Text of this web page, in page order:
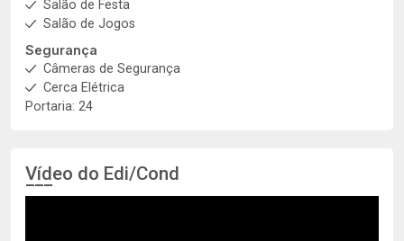
Salão de Festa
Salão de Jogos
Segurança
Câmeras de Segurança
Cerca Elétrica
Portaria: 24
Vídeo do Edi/Cond